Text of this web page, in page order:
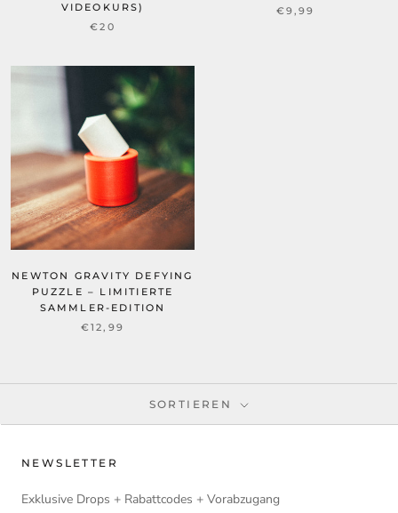
VIDEOKURS)
€20
€9,99
NEWTON GRAVITY DEFYING
PUZZLE – LIMITIERTE
SAMMLER-EDITION
€12,99
SORTIEREN
NEWSLETTER
Exklusive Drops + Rabattcodes + Vorabzugang